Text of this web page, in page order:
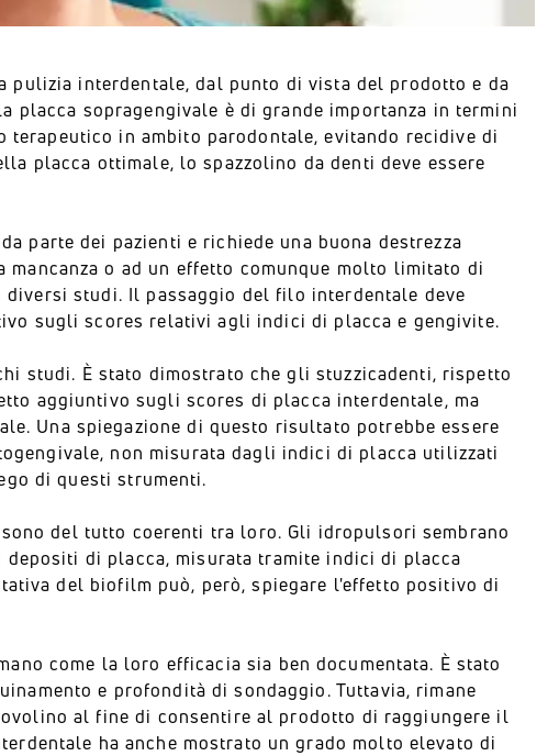
pulizia interdentale, dal punto di vista del prodotto e da
sopragengivale è di grande importanza in termini
in ambito parodontale, evitando recidive di
placca ottimale, lo spazzolino da denti deve essere
parte dei pazienti e richiede una buona destrezza
o ad un effetto comunque molto limitato di
studi. Il passaggio del filo interdentale deve
sugli scores relativi agli indici di placca e gengivite.
studi. È stato dimostrato che gli stuzzicadenti, rispetto
aggiuntivo sugli scores di placca interdentale, ma
Una spiegazione di questo risultato potrebbe essere
non misurata dagli indici di placca utilizzati
di questi strumenti.
del tutto coerenti tra loro. Gli idropulsori sembrano
di placca, misurata tramite indici di placca
del biofilm può, però, spiegare l'effetto positivo di
come la loro efficacia sia ben documentata. È stato
e profondità di sondaggio. Tuttavia, rimane
al fine di consentire al prodotto di raggiungere il
ha anche mostrato un grado molto elevato di